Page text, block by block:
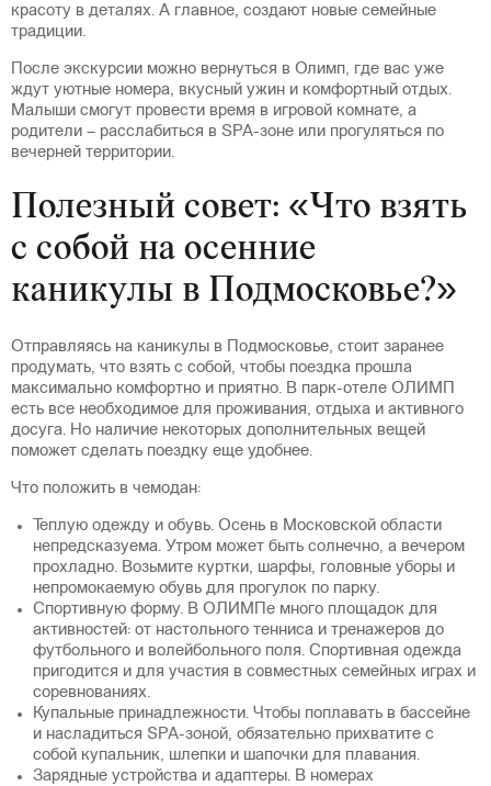
красоту в деталях. А главное, создают новые семейные
традиции.
После экскурсии можно вернуться в Олимп, где вас уже
ждут уютные номера, вкусный ужин и комфортный отдых.
Малыши смогут провести время в игровой комнате, а
родители – расслабиться в SPA-зоне или прогуляться по
вечерней территории.
Полезный совет: «Что взять
с собой на осенние
каникулы в Подмосковье?»
Отправляясь на каникулы в Подмосковье, стоит заранее
продумать, что взять с собой, чтобы поездка прошла
максимально комфортно и приятно. В парк-отеле ОЛИМП
есть все необходимое для проживания, отдыха и активного
досуга. Но наличие некоторых дополнительных вещей
поможет сделать поездку еще удобнее.
Что положить в чемодан:
Теплую одежду и обувь. Осень в Московской области
непредсказуема. Утром может быть солнечно, а вечером
прохладно. Возьмите куртки, шарфы, головные уборы и
непромокаемую обувь для прогулок по парку.
Спортивную форму. В ОЛИМПе много площадок для
активностей: от настольного тенниса и тренажеров до
футбольного и волейбольного поля. Спортивная одежда
пригодится и для участия в совместных семейных играх и
соревнованиях.
Купальные принадлежности. Чтобы поплавать в бассейне
и насладиться SPA-зоной, обязательно прихватите с
собой купальник, шлепки и шапочки для плавания.
Зарядные устройства и адаптеры. В номерах